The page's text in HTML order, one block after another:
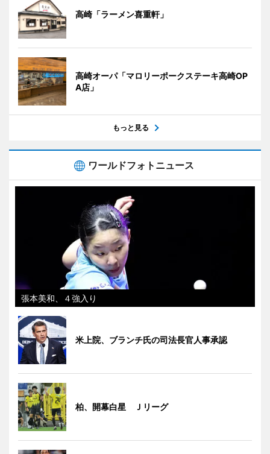
高崎「ラーメン喜重軒」
高崎オーパ「マロリーポークステーキ高崎OP
A店」
もっと見る
ワールドフォトニュース
張本美和、４強入り
米上院、ブランチ氏の司法長官人事承認
柏、開幕白星 Ｊリーグ